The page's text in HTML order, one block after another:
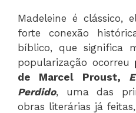
Madeleine é clássico,
forte conexão
bíblico, que significa
popularização ocorreu
de Marcel Proust,
Perdido, uma das
obras literárias já